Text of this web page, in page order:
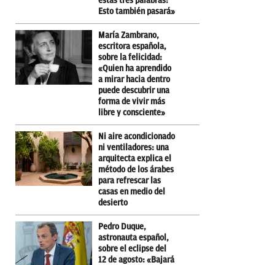
Esto también pasará»
María Zambrano,
escritora española,
sobre la felicidad:
«Quien ha aprendido
a mirar hacia dentro
puede descubrir una
forma de vivir más
libre y consciente»
Ni aire acondicionado
ni ventiladores: una
arquitecta explica el
método de los árabes
para refrescar las
casas en medio del
desierto
Pedro Duque,
astronauta español,
sobre el eclipse del
12 de agosto: «Bajará